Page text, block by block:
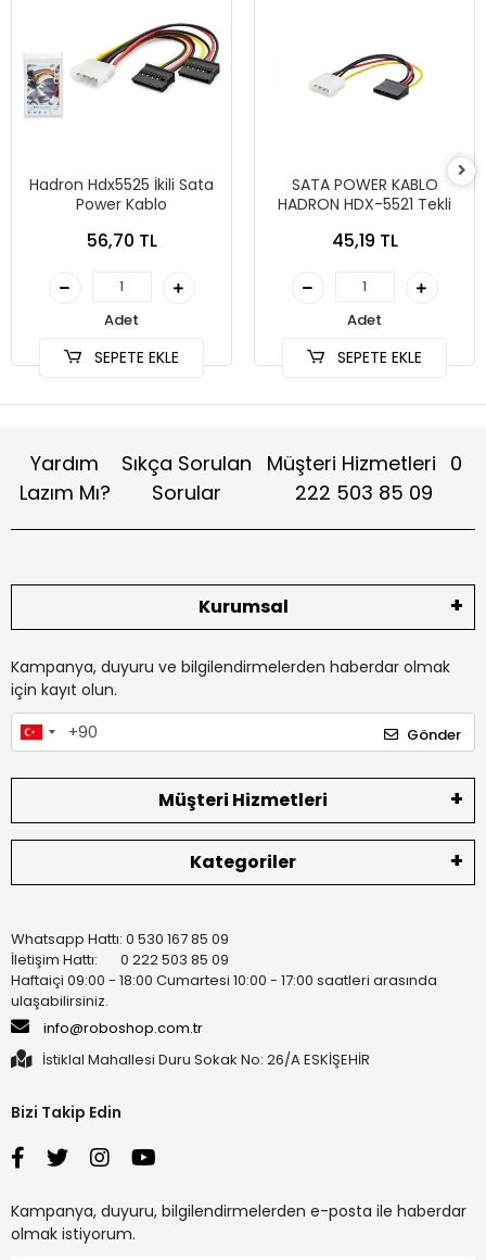
Hadron Hdx5525 İkili Sata
Power Kablo
56,70 TL
Adet
SEPETE EKLE
SATA POWER KABLO
HADRON HDX-5521 Tekli
45,19 TL
Adet
SEPETE EKLE
Yardım
Lazım Mı?
Sıkça Sorulan
Sorular
Müşteri Hizmetleri 0
222 503 85 09
Kurumsal
Kampanya, duyuru ve bilgilendirmelerden haberdar olmak
için kayıt olun.
Gönder
Müşteri Hizmetleri
Kategoriler
Whatsapp Hattı: 0 530 167 85 09
İletişim Hattı: 0 222 503 85 09
Haftaiçi 09:00 - 18:00 Cumartesi 10:00 - 17:00 saatleri arasında
ulaşabilirsiniz.
info@roboshop.com.tr
İstiklal Mahallesi Duru Sokak No: 26/A ESKİŞEHİR
Bizi Takip Edin
Kampanya, duyuru, bilgilendirmelerden e-posta ile haberdar
olmak istiyorum.